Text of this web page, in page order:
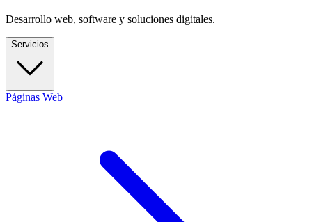
Desarrollo web, software y soluciones digitales.
Servicios
Páginas Web